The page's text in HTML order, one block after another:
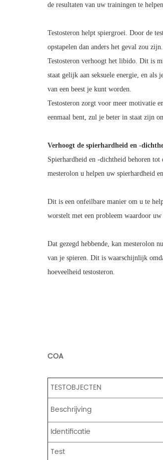
de resultaten van uw trainingen te
Testosteron helpt spiergroei. Door de
opstapelen dan anders het geval zou zijn.
Testosteron verhoogt het libido. Dit is
staat gelijk aan seksuele energie, en als
van een beest je kunt worden.
Testosteron zorgt voor meer motivatie
eenmaal bent, zul je beter in staat zijn
Verhoogt de spierhardheid en -
Spierhardheid en -dichtheid behoren tot
mesterolon u helpen uw spierhardheid
Dit is een onfeilbare manier om u te
worstelt met een probleem waardoor uw
Dat gezegd hebbende, kan mesterolon
van je spieren. Dit is waarschijnlijk
hoeveelheid testosteron.
COA
TESTOBJECTEN
Beschrijving
Identificatie
Test